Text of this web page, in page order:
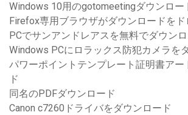
Windows 10用のgotomeetingダウンロー
Firefox専用ブラウザがダウンロードをド
PCでサンアンドレアスを無料でダウン
Windows PCにロラックス防犯カメラを
パワーポイントテンプレート証明書アー
ド
同名のPDFダウンロード
Canon c7260ドライバをダウンロード